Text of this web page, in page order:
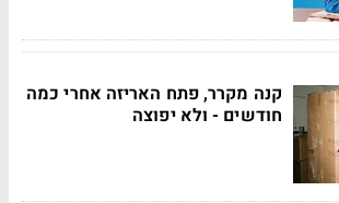
קנה מקרר, פתח האריזה אחרי כמה
חודשים - ולא יפוצה